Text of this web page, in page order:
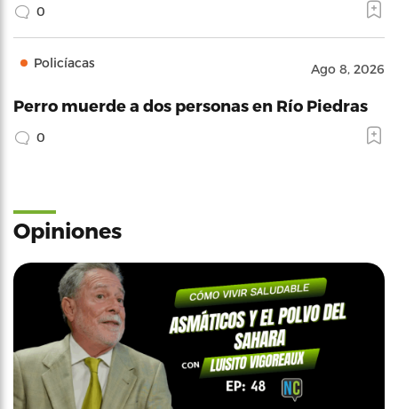
0
Policíacas Ago 8, 2026
Perro muerde a dos personas en Río Piedras
0
Opiniones